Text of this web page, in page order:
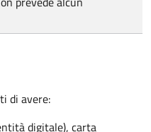
di avere:
digitale), carta